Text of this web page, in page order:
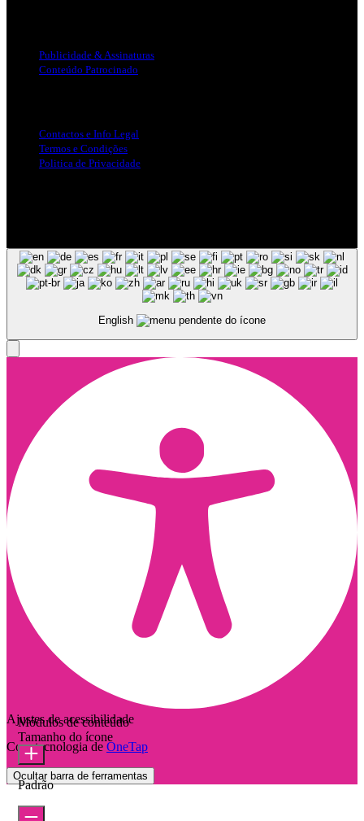
Publicidade & Assinaturas
Conteúdo Patrocinado
Contactos e Info Legal
Termos e Condições
Politica de Privacidade
English
Ajustes de acessibilidade
Com tecnologia de OneTap
Ocultar barra de ferramentas
Módulos de conteúdo
Tamanho do ícone
Padrão